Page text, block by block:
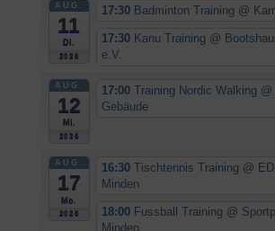
AUG.
11
Di.
2026
17:30 Badminton Training @
17:30 Kanu Training @
e.V.
AUG.
12
Mi.
2026
17:00Training Nordic Walking
Gebäude
AUG.
17
Mo.
2026
16:30Tischtennis Training @
Minden
18:00 Fussball Training @
Minden